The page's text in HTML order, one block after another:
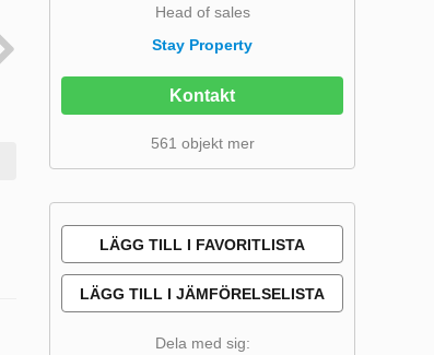
Head of sales
Stay Property
Kontakt
561 objekt mer
LÄGG TILL I FAVORITLISTA
LÄGG TILL I JÄMFÖRELSELISTA
Dela med sig: